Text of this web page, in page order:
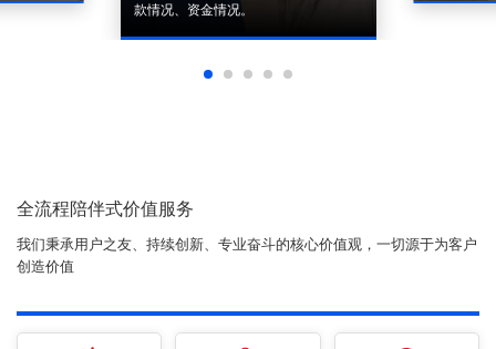
款情况、资金情况。
全流程陪伴式价值服务
我们秉承用户之友、持续创新、专业奋斗的核心价值观，一切源于为客户
创造价值